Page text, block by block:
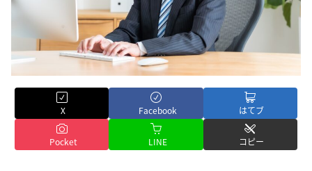
X Facebook はてブ
Pocket LINE コピー